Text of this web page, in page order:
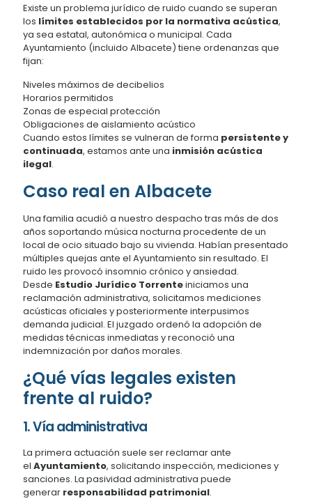
Existe un problema jurídico de ruido cuando se superan
los límites establecidos por la normativa acústica,
ya sea estatal, autonómica o municipal. Cada
Ayuntamiento (incluido Albacete) tiene ordenanzas que
fijan:
Niveles máximos de decibelios
Horarios permitidos
Zonas de especial protección
Obligaciones de aislamiento acústico
Cuando estos límites se vulneran de forma persistente y
continuada, estamos ante una inmisión acústica
ilegal.
Caso real en Albacete
Una familia acudió a nuestro despacho tras más de dos
años soportando música nocturna procedente de un
local de ocio situado bajo su vivienda. Habían presentado
múltiples quejas ante el Ayuntamiento sin resultado. El
ruido les provocó insomnio crónico y ansiedad.
Desde Estudio Jurídico Torrenteiniciamos una
reclamación administrativa, solicitamos mediciones
acústicas oficiales y posteriormente interpusimos
demanda judicial. El juzgado ordenó la adopción de
medidas técnicas inmediatas y reconoció una
indemnización por daños morales.
¿Qué vías legales existen
frente al ruido?
1. Vía administrativa
La primera actuación suele ser reclamar ante
el Ayuntamiento, solicitando inspección, mediciones y
sanciones. La pasividad administrativa puede
generar responsabilidad patrimonial.